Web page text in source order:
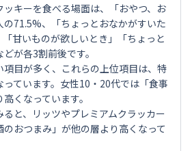
キーを食べる場面は、「おやつ、お
71.5%、「ちょっとおなかがすいた
甘いものが欲しいとき」「ちょっと
が各3割前後です。
項目が多く、これらの上位項目は、特
っています。女性10・20代では「食事
くなっています。
と、リッツやプレミアムクラッカー
おつまみ」が他の層より高くなって